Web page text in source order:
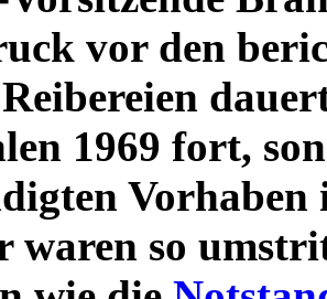
vor den
1969 fort,
waren so